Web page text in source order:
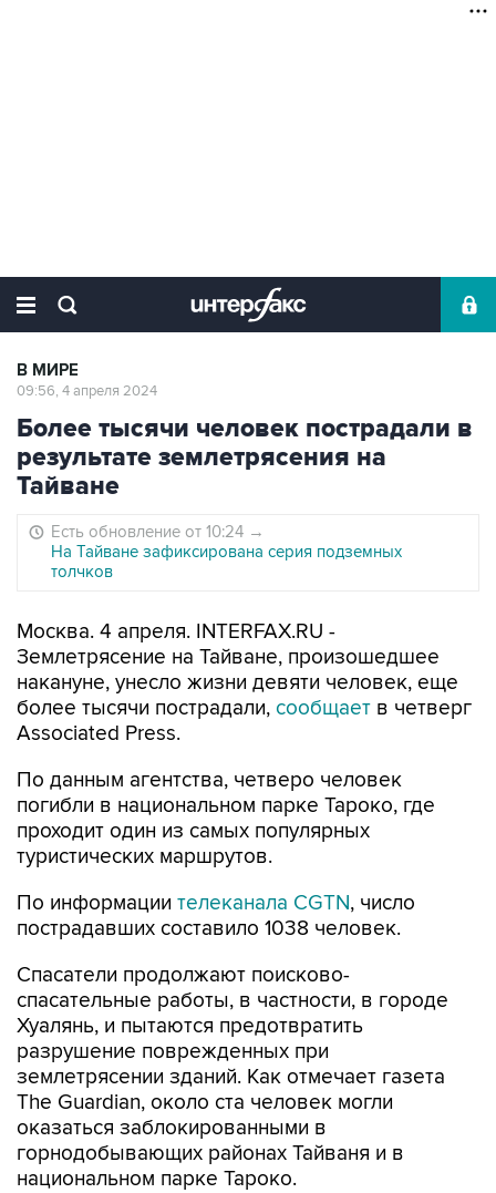
В МИРЕ
09:56, 4 апреля 2024
Более тысячи человек пострадали в
результате землетрясения на
Тайване
Есть обновление от 10:24 →
На Тайване зафиксирована серия подземных
толчков
Москва. 4 апреля. INTERFAX.RU -
Землетрясение на Тайване, произошедшее
накануне, унесло жизни девяти человек, еще
более тысячи пострадали, сообщает в четверг
Associated Press.
По данным агентства, четверо человек
погибли в национальном парке Тароко, где
проходит один из самых популярных
туристических маршрутов.
По информации телеканала CGTN, число
пострадавших составило 1038 человек.
Спасатели продолжают поисково-
спасательные работы, в частности, в городе
Хуалянь, и пытаются предотвратить
разрушение поврежденных при
землетрясении зданий. Как отмечает газета
The Guardian, около ста человек могли
оказаться заблокированными в
горнодобывающих районах Тайваня и в
национальном парке Тароко.